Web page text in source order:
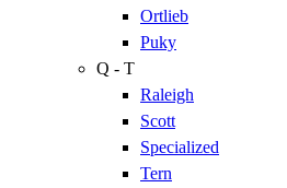
Ortlieb
Puky
Q - T
Raleigh
Scott
Specialized
Tern